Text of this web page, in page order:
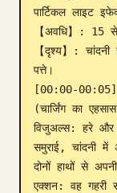
पार्टिकल लाइट
【अवधि】: 15
【दृश्य】:
पत्ते।
[00:00-00:05]
(चार्जिंग का
विजुअल्स: हरे
समुराई, चांदनी
दोनों हाथों से
एक्शन: वह गहरी